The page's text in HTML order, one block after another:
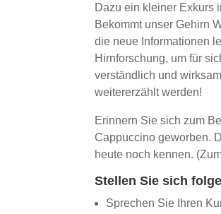
Dazu ein kleiner Exkurs
Bekommt unser Gehirn
die neue Informationen
Hirnforschung, um für
verständlich und
weitererzählt werden!
Erinnern Sie sich zum
Cappuccino geworben.
heute noch kennen.
Stellen Sie sich
Sprechen Sie Ihren